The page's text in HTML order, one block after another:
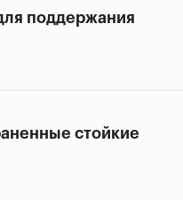
поддержания
стойкие